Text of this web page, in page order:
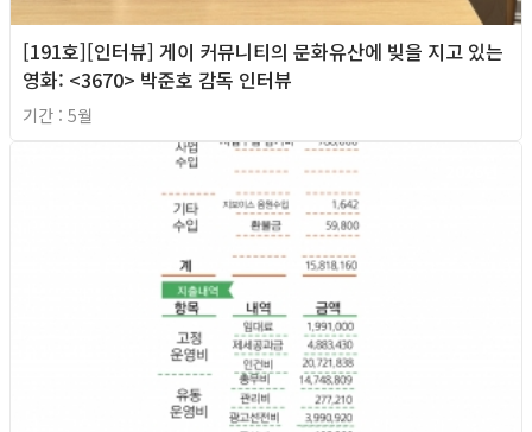
[191호][인터뷰] 게이 커뮤니티의 문화유산에 빚을 지고 있는
영화: <3670> 박준호 감독 인터뷰
기간 : 5월